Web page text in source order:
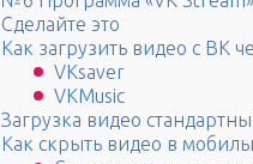
Сделайте это
Как загрузить видео с ВК
VKsaver
VKMusic
Загрузка видео
Как скрыть видео в